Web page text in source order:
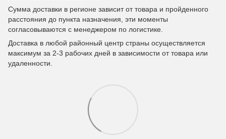
Сумма доставки в регионе зависит от товара и пройденного
расстояния до пункта назначения, эти моменты
согласовываются с менеджером по логистике.
Доставка в любой районный центр страны осуществляется
максимум за 2-3 рабочих дней в зависимости от товара или
удаленности.